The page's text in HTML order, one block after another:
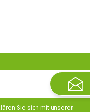
Sie sich mit unseren